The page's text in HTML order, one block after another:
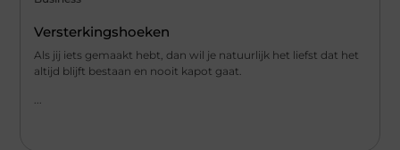
Versterkingshoeken
Als jij iets gemaakt hebt, dan wil je natuurlijk het liefst dat het
altijd blijft bestaan en nooit kapot gaat.